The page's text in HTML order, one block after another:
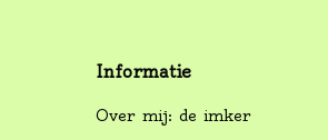
Informatie
Over mij: de imker